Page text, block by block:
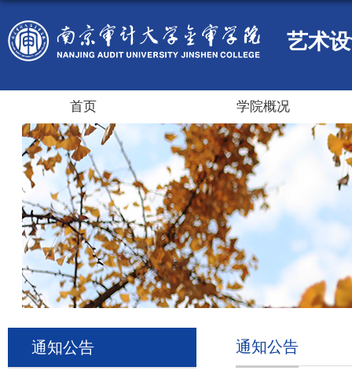
艺术
首页 学院概况
通知公告 通知公告